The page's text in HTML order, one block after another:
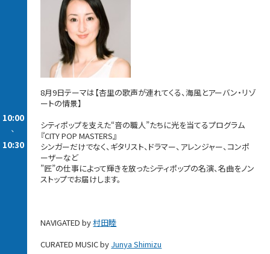
10:00
-
10:30
8月9日テーマは【杏里の歌声が連れてくる、海風とアーバン・リゾ
ートの情景】
シティポップを支えた“音の職人”たちに光を当てるプログラム
『CITY POP MASTERS』
シンガーだけでなく、ギタリスト、ドラマー、アレンジャー、コンポ
ーザーなど
”匠”の仕事によって輝きを放ったシティポップの名演、名曲をノン
ストップでお届けします。
NAVIGATED by村田睦
CURATED MUSIC by Junya Shimizu